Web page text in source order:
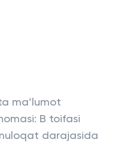
ma’lumot
B toifasi
darajasida